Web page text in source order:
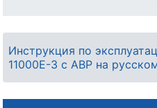
Инструкция по
11000E-3 с АВР на